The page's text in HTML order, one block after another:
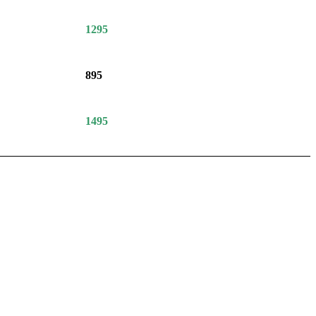
1295
895
1495